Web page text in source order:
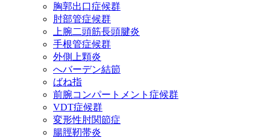
胸郭出口症候群
肘部管症候群
上腕二頭筋長頭腱炎
手根管症候群
外側上顆炎
へバーデン結節
ばね指
前腕コンパートメント症候群
VDT症候群
変形性肘関節症
腸脛靭帯炎